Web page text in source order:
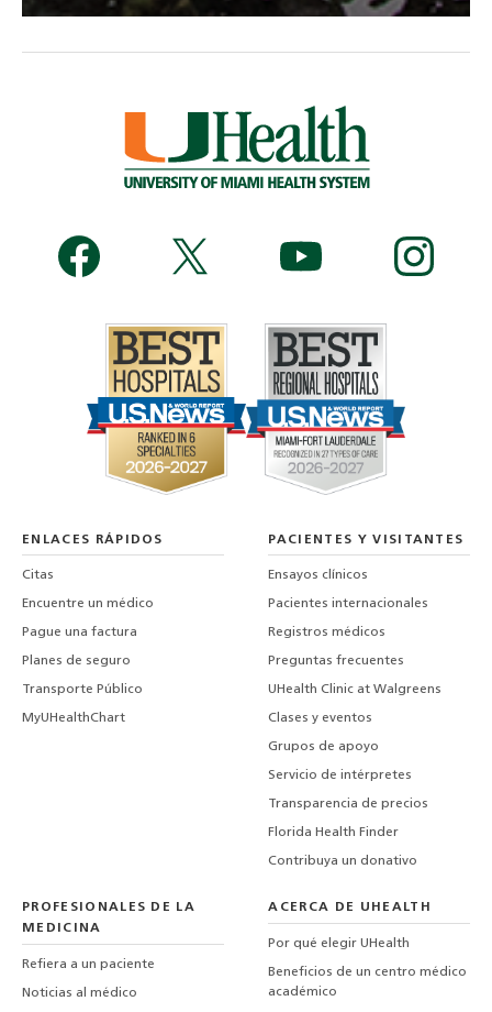
ENLACES RÁPIDOS
Citas
Encuentre un médico
Pague una factura
Planes de seguro
Transporte Público
MyUHealthChart
PACIENTES Y VISITANTES
Ensayos clínicos
Pacientes internacionales
Registros médicos
Preguntas frecuentes
UHealth Clinic at Walgreens
Clases y eventos
Grupos de apoyo
Servicio de intérpretes
Transparencia de precios
Florida Health Finder
Contribuya un donativo
PROFESIONALES DE LA
MEDICINA
Refiera a un paciente
Noticias al médico
ACERCA DE UHEALTH
Por qué elegir UHealth
Beneficios de un centro médico
académico